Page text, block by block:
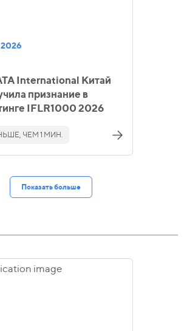
International Китай
признание в
IFLR1000 2026
ЧЕМ 1 МИН.
Показать больше